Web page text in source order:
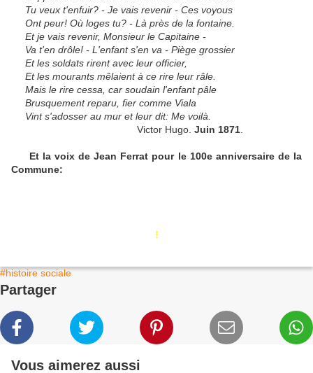
Tu veux t'enfuir? - Je vais revenir - Ces voyous
Ont peur! Où loges tu? - Là près de la fontaine.
Et je vais revenir, Monsieur le Capitaine -
Va t'en drôle! - L'enfant s'en va - Piège grossier
Et les soldats rirent avec leur officier,
Et les mourants mêlaient à ce rire leur râle.
Mais le rire cessa, car soudain l'enfant pâle
Brusquement reparu, fier comme Viala
Vint s'adosser au mur et leur dit: Me voilà.
Victor Hugo. Juin 1871
Et la voix de Jean Ferrat pour le 100e anniversaire de la
Commune:
!
#histoire sociale
Partager
Vous aimerez aussi